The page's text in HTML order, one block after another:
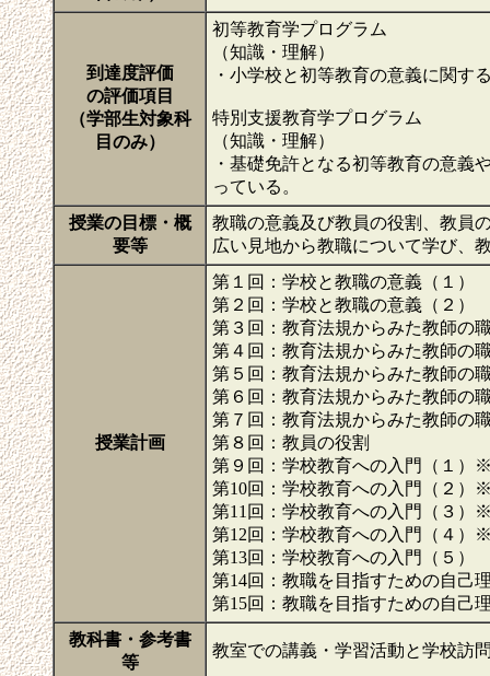
到達度評価
の評価項目
（学部生対象科
目のみ）
初等教育学プログラム
（知識・理解）
・小学校と初等教育の意義に関す
特別支援教育学プログラム
（知識・理解）
・基礎免許となる初等教育の意義
っている。
授業の目標・概
要等
教職の意義及び教員の役割、教員
広い見地から教職について学び、
授業計画
第１回：学校と教職の意義（１）
第２回：学校と教職の意義（２）
第３回：教育法規からみた教師の
第４回：教育法規からみた教師の
第５回：教育法規からみた教師の
第６回：教育法規からみた教師の
第７回：教育法規からみた教師の
第８回：教員の役割
第９回：学校教育への入門（１）
第10回：学校教育への入門（２）
第11回：学校教育への入門（３）
第12回：学校教育への入門（４）
第13回：学校教育への入門（５）
第14回：教職を目指すための自己
第15回：教職を目指すための自己
教科書・参考書
等
教室での講義・学習活動と学校訪